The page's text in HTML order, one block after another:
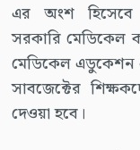
এর অংশ হিসেবে
সরকারি মেডিকেল
মেডিকেল এডুকেশন
সাবজেক্টের
দেওয়া হবে।